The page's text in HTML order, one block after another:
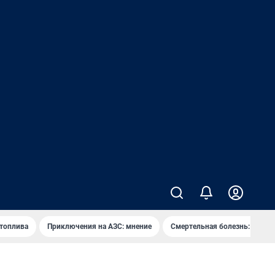
Приключения на АЗС: мнение Смертельная болезнь: